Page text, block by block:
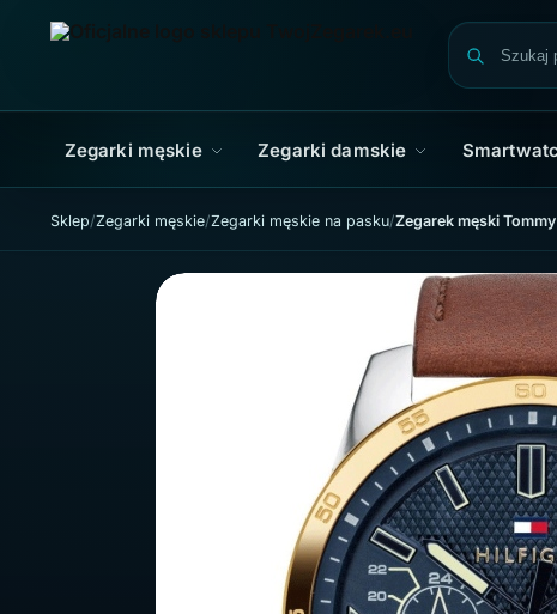
Zegarki męskie Zegarki damskie
Sklep Zegarki męskie Zegarki męskie na pasku Zegarek męski